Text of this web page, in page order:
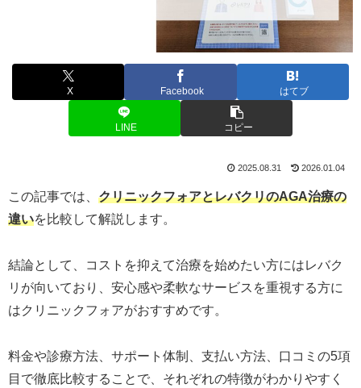
X Facebook はてブ
LINE コピー
2025.08.31 2026.01.04
この記事では、 クリニックフォアとレバクリのAGA治療の
違いを比較して解説します。
結論として、コストを抑えて治療を始めたい方にはレバク
リが向いており、安心感や柔軟なサービスを重視する方に
はクリニックフォアがおすすめです。
料金や診療方法、サポート体制、支払い方法、口コミの5項
目で徹底比較することで、それぞれの特徴がわかりやすく